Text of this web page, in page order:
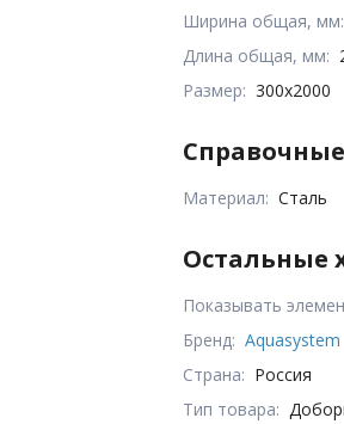
Ширина общая, мм:
Длина общая, мм:
Размер: 300х2000
Материал: Сталь
Остальные
Показывать
Бренд: Aquasystem
Страна: Россия
Тип товара: